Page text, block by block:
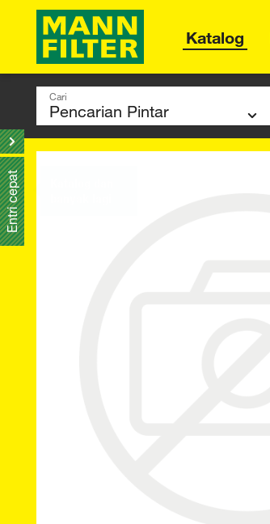
Katalog
Cari